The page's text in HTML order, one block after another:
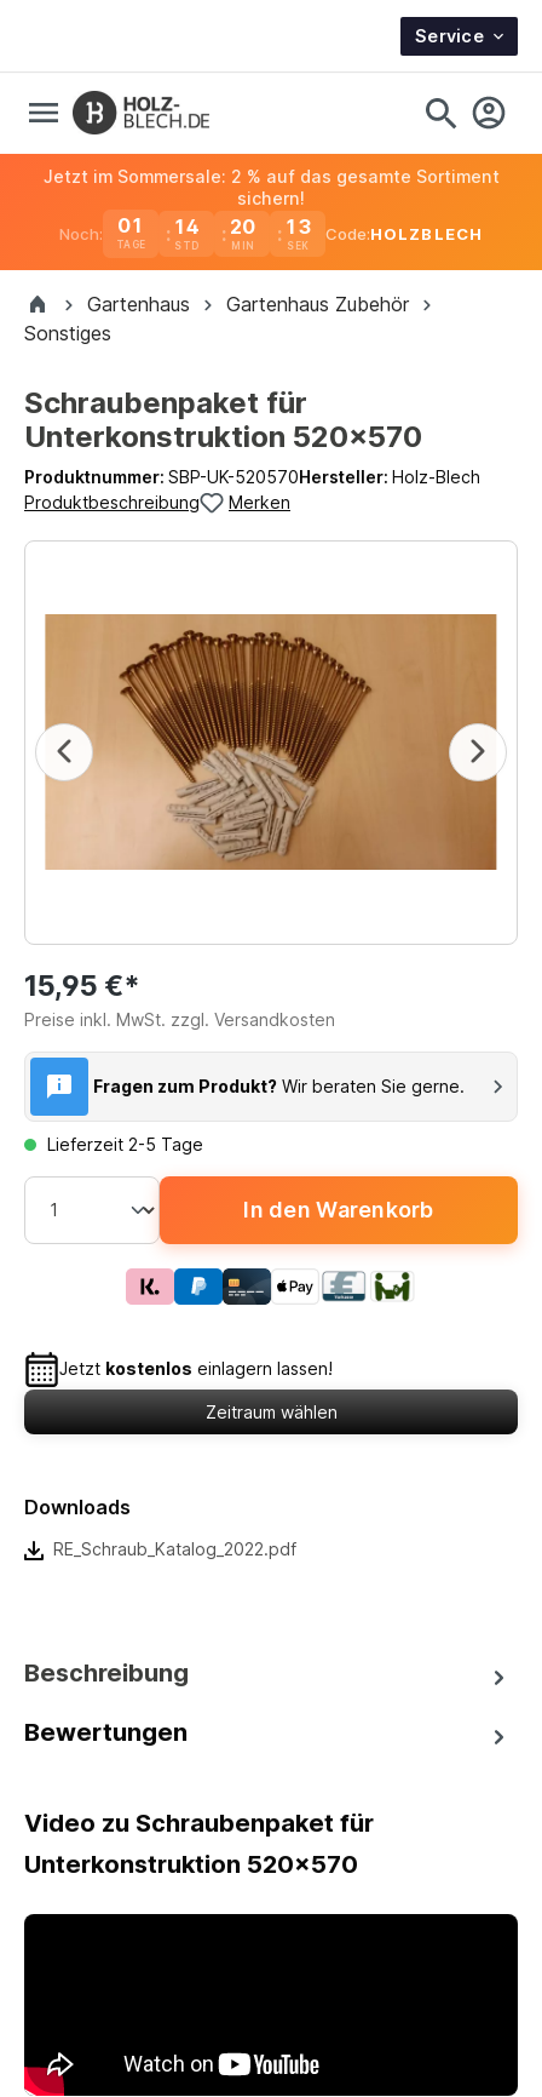
Service
Noch: 01
TAGE
14 20 13
Jetzt im Sommersale: 2 % auf das gesamte Sortiment
sichern!
Code:HOLZBLECH
Gartenhaus
Gartenhaus Zubehör
Sonstiges
Schraubenpaket für
Unterkonstruktion 520x570
Produktnummer: SBP-UK-520570Hersteller: Holz-Blech
Produktbeschreibung
Merken
15,95 €*
Preise inkl. MwSt. zzgl. Versandkosten
Fragen zum Produkt? Wir beraten Sie gerne.
Lieferzeit 2-5 Tage
In den Warenkorb
Jetzt kostenlos einlagern lassen!
Zeitraum wählen
Downloads
RE_Schraub_Katalog_2022.pdf
Beschreibung
Bewertungen
Video zu Schraubenpaket für
Unterkonstruktion 520x570